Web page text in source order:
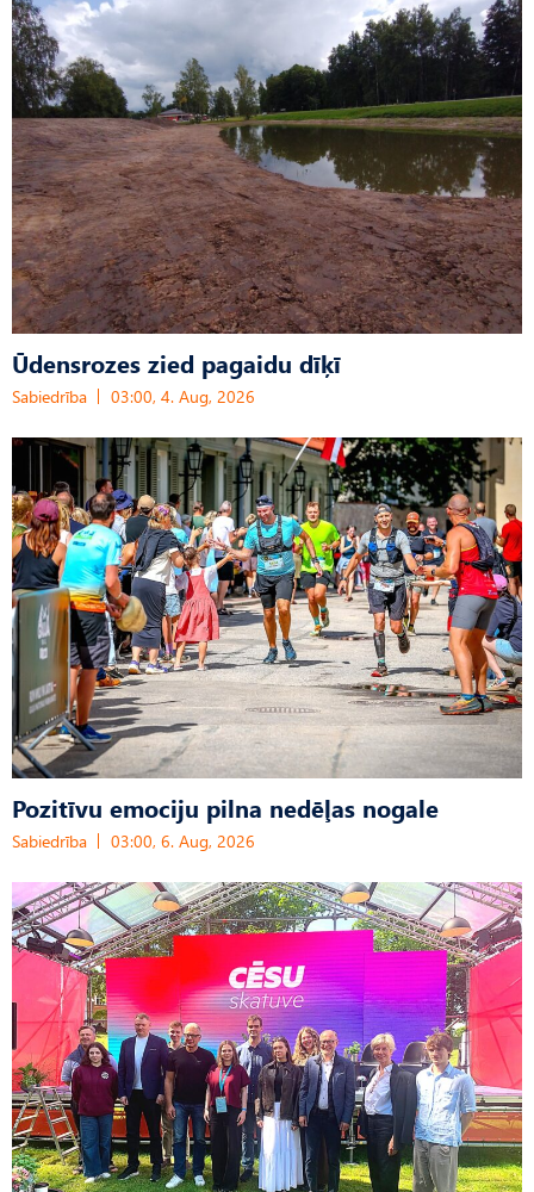
Ūdensrozes zied pagaidu dīķī
Sabiedrība 03:00, 4. Aug, 2026
Pozitīvu emociju pilna nedēļas nogale
Sabiedrība 03:00, 6. Aug, 2026